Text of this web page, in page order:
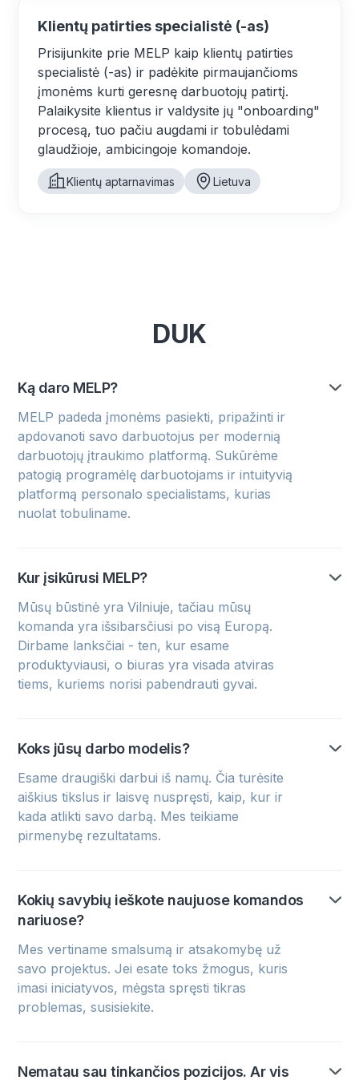
Klientų patirties specialistė (-as)
Prisijunkite prie MELP kaip klientų patirties
specialistė (-as) ir padėkite pirmaujančioms
įmonėms kurti geresnę darbuotojų patirtį.
Palaikysite klientus ir valdysite jų "onboarding"
procesą, tuo pačiu augdami ir tobulėdami
glaudžioje, ambicingoje komandoje.
Klientų aptarnavimas Lietuva
DUK
Ką daro MELP?
MELP padeda įmonėms pasiekti, pripažinti ir
apdovanoti savo darbuotojus per modernią
darbuotojų įtraukimo platformą. Sukūrėme
patogią programėlę darbuotojams ir intuityvią
platformą personalo specialistams, kurias
nuolat tobuliname.
Kur įsikūrusi MELP?
Mūsų būstinė yra Vilniuje, tačiau mūsų
komanda yra išsibarsčiusi po visą Europą.
Dirbame lanksčiai - ten, kur esame
produktyviausi, o biuras yra visada atviras
tiems, kuriems norisi pabendrauti gyvai.
Koks jūsų darbo modelis?
Esame draugiški darbui iš namų. Čia turėsite
aiškius tikslus ir laisvę nuspręsti, kaip, kur ir
kada atlikti savo darbą. Mes teikiame
pirmenybę rezultatams.
Kokių savybių ieškote naujuose komandos
nariuose?
Mes vertiname smalsumą ir atsakomybę už
savo projektus. Jei esate toks žmogus, kuris
imasi iniciatyvos, mėgsta spręsti tikras
problemas, susisiekite.
Nematau sau tinkančios pozicijos. Ar vis